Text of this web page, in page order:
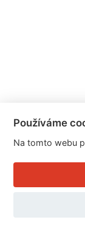
Používáme
Na tomto webu